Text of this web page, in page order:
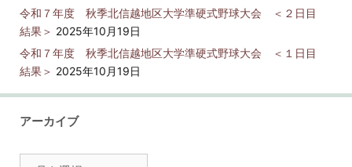
令和７年度 秋季北信越地区大学準硬式野球大会 ＜２日目
結果＞ 2025年10月19日
令和７年度 秋季北信越地区大学準硬式野球大会 ＜１日目
結果＞ 2025年10月19日
アーカイブ